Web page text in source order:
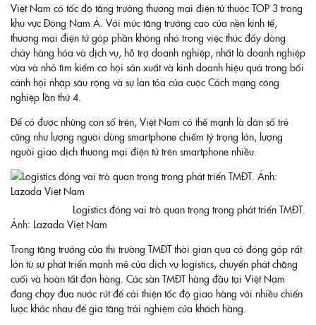
Việt Nam có tốc độ tăng trưởng thương mại điện tử thuộc TOP 3 trong
khu vực Đông Nam Á. Với mức tăng trưởng cao của nền kinh tế,
thương mại điện tử góp phần không nhỏ trong việc thúc đẩy dòng
chảy hàng hóa và dịch vụ, hỗ trợ doanh nghiệp, nhất là doanh nghiệp
vừa và nhỏ tìm kiếm cơ hội sản xuất và kinh doanh hiệu quả trong bối
cảnh hội nhập sâu rộng và sự lan tỏa của cuộc Cách mạng công
nghiệp lần thứ 4.
Để có được những con số trên, Việt Nam có thế mạnh là dân số trẻ
cũng như lượng người dùng smartphone chiếm tỷ trọng lớn, lượng
người giao dịch thương mại điện tử trên smartphone nhiều.
Logistics đóng vai trò quan trọng trong phát triển TMĐT.
Ảnh: Lazada Việt Nam
Trong tăng trưởng của thị trường TMĐT thời gian qua có đóng góp rất
lớn từ sự phát triển mạnh mẽ của dịch vụ logistics, chuyển phát chặng
cuối và hoàn tất đơn hàng. Các sàn TMĐT hàng đầu tại Việt Nam
đang chạy đua nước rút để cải thiện tốc độ giao hàng với nhiều chiến
lược khác nhau để gia tăng trải nghiệm của khách hàng.